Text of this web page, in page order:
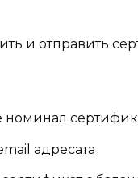
и отправить
номинал
адресата